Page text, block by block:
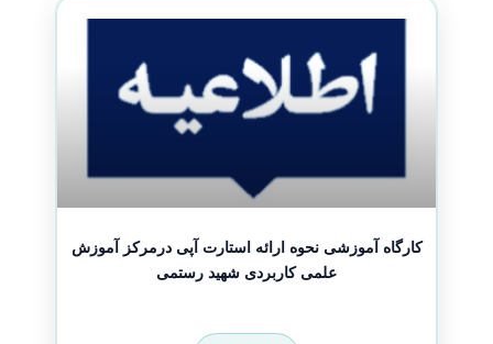
کارگاه آموزشی نحوه ارائه استارت آپی درمرکز آموزش
علمی کاربردی شهید رستمی